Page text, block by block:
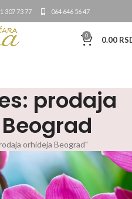
307 73 77 064 646 56 47
0 0.00
prodaja
orhideja Beograd"